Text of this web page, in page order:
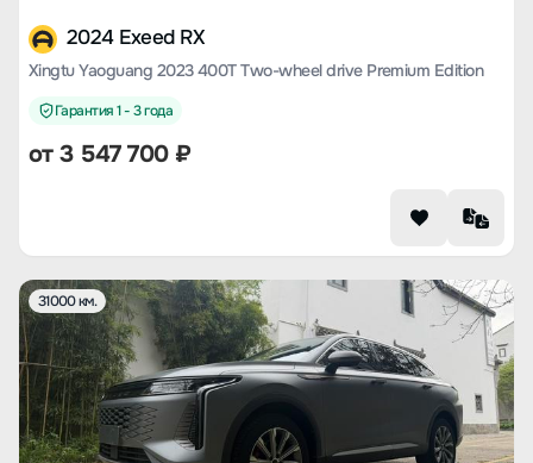
2024 Exeed RX
Xingtu Yaoguang 2023 400T Two-wheel drive Premium Edition
Гарантия 1 - 3 года
от3 547 700₽
31000 км.